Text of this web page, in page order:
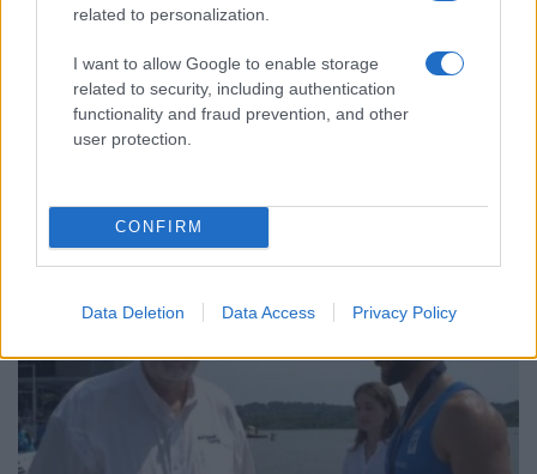
related to personalization.
I want to allow Google to enable storage
related to security, including authentication
functionality and fraud prevention, and other
user protection.
CONFIRM
Data Deletion Data Access Privacy Policy
ΑΘΛΗΤΙΣΜΟΣ
Γκεβόργκ Χαρουτιουνιάν: Χάλκινο στο
Παγκόσμιο πρωτάθλημα πάλης με… σπασμένο
3/08/2026 - 11:28πμ